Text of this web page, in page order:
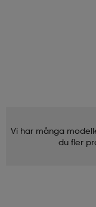
Vi har många
du fler